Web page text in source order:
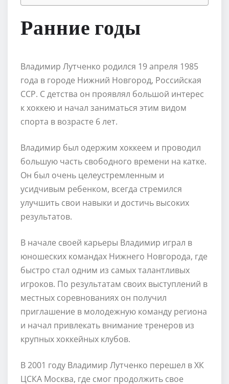
Ранние годы
Владимир Лутченко родился 19 апреля 1985
года в городе Нижний Новгород, Российская
ССР. С детства он проявлял большой интерес
к хоккею и начал заниматься этим видом
спорта в возрасте 6 лет.
Владимир был одержим хоккеем и проводил
большую часть свободного времени на катке.
Он был очень целеустремленным и
усидчивым ребенком, всегда стремился
улучшить свои навыки и достичь высоких
результатов.
В начале своей карьеры Владимир играл в
юношеских командах Нижнего Новгорода, где
быстро стал одним из самых талантливых
игроков. По результатам своих выступлений в
местных соревнованиях он получил
приглашение в молодежную команду региона
и начал привлекать внимание тренеров из
крупных хоккейных клубов.
В 2001 году Владимир Лутченко перешел в ХК
ЦСКА Москва, где смог продолжить свое